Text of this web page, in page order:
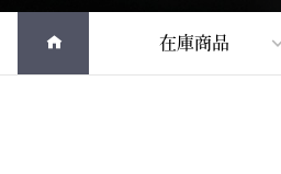
在庫商品